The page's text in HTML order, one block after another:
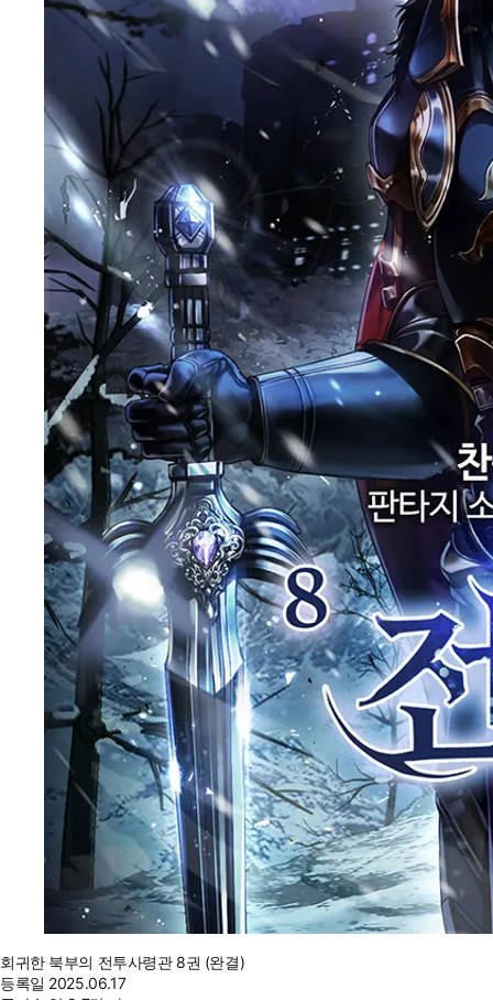
회귀한 북부의 전투사령관 8권 (완결)
등록일 2025.06.17